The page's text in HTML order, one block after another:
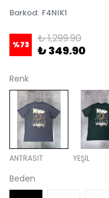
Barkod: F4NIK1
%73 ₺ 1,299.90
₺ 349.90
Renk
ANTRASİT YEŞİL
Beden